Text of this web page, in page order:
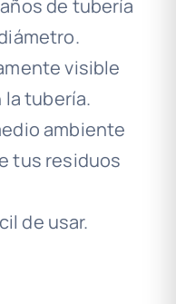
de tubería
visible
la tubería.
ambiente
tus residuos
de usar.